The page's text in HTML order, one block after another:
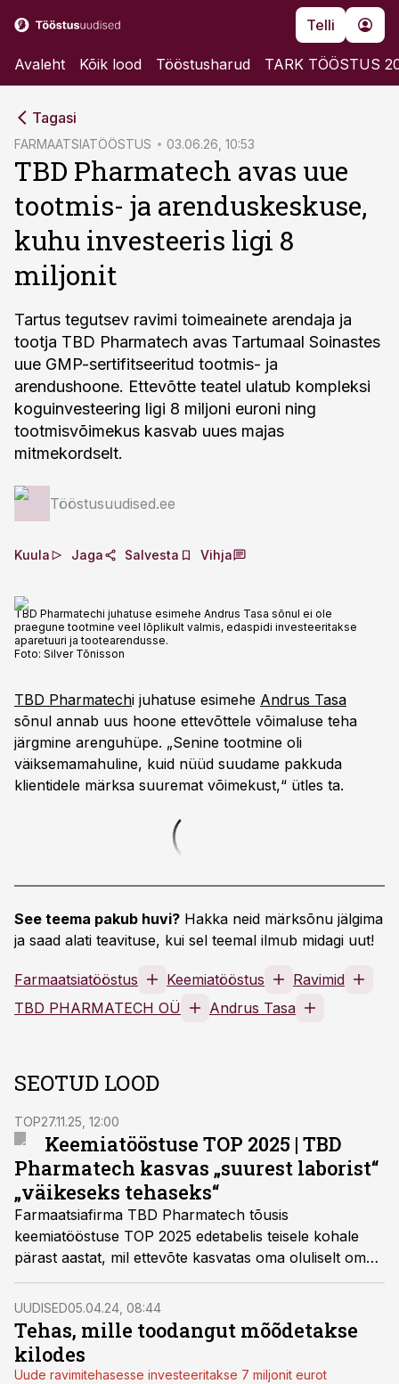
Telli
Avaleht Kõik lood Tööstusharud TARK TÖÖSTUS
Tagasi
FARMAATSIATÖÖSTUS 03.06.26, 10:53
TBD Pharmatech avas uue
tootmis- ja arenduskeskuse,
kuhu investeeris ligi 8
miljonit
Tartus tegutsev ravimi toimeainete arendaja ja
tootja TBD Pharmatech avas Tartumaal Soinastes
uue GMP-sertifitseeritud tootmis- ja
arendushoone. Ettevõtte teatel ulatub kompleksi
koguinvesteering ligi 8 miljoni euroni ning
tootmisvõimekus kasvab uues majas
mitmekordselt.
Tööstusuudised.ee
Kuula Jaga Salvesta Vihja
TBD Pharmatechi juhatuse esimehe Andrus Tasa sõnul ei ole
praegune tootmine veel lõplikult valmis, edaspidi investeeritakse
aparetuuri ja tootearendusse.
Foto: Silver Tõnisson
TBD Pharmatechi juhatuse esimehe Andrus Tasa
sõnul annab uus hoone ettevõttele võimaluse teha
järgmine arenguhüpe. „Senine tootmine oli
väiksemamahuline, kuid nüüd suudame pakkuda
klientidele märksa suuremat võimekust,“ ütles ta.
See teema pakub huvi? Hakka neid märksõnu jälgima
ja saad alati teavituse, kui sel teemal ilmub midagi uut!
Farmaatsiatööstus Keemiatööstus
Ravimid
TBD PHARMATECH OÜ
Andrus Tasa
SEOTUD LOOD
TOP27.11.25, 12:00
Keemiatööstuse TOP 2025 | TBD
Pharmatech kasvas „suurest laborist“
„väikeseks tehaseks“
Farmaatsiafirma TBD Pharmatech tõusis
keemiatööstuse TOP 2025 edetabelis teisele kohale
pärast aastat, mil ettevõte kasvatas oma oluliselt oma
käivet ja pööras kahjumi 1,45 miljoni euro suuruseks
kasumiks. Partneri ja juhatuse liikme Andrus Tasa
sõnul oli edu taga nii 2023. aastal tehtud
reorganiseerimine kui ka rahvusvaheliste klientidega
seotud pikkade arendusprojektide küpsemine.
UUDISED05.04.24, 08:44
Tehas, mille toodangut mõõdetakse
kilodes
Uude ravimitehasesse investeeritakse 7 miljonit eurot